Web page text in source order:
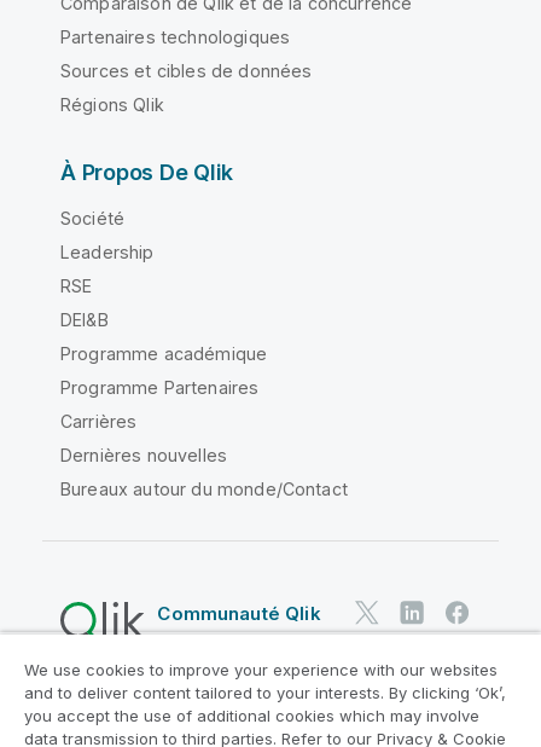
Partenaires technologiques
Sources et cibles de données
Régions Qlik
À Propos De Qlik
Société
Leadership
RSE
DEI&B
Programme académique
Programme Partenaires
Carrières
Dernières nouvelles
Bureaux autour du monde/Contact
Communauté Qlik
Contrats juridiques
Conditions d'utilisation des produits
We use cookies to improve your experience with our websites
and to deliver content tailored to your interests. By clicking ‘Ok’,
you accept the use of additional cookies which may involve
data transmission to third parties. Refer to our Privacy & Cookie